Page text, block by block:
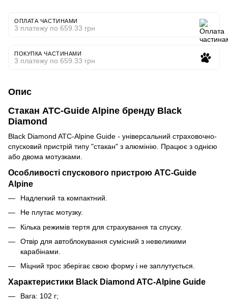
ОПЛАТА ЧАСТИНАМИ
3 платежу по 659.33 грн
ПОКУПКА ЧАСТИНАМИ
3 платежу по 659.33 грн
Опис
Стакан ATC-Guide Alpine бренду Black
Diamond
Black Diamond ATC-Alpine Guide - універсальний страховочно-
спусковий пристрій типу "стакан" з алюмінію. Працює з однією
або двома мотузками.
Особливості спускового пристрою ATC-Guide
Alpine
Надлегкий та компактний.
Не плутає мотузку.
Кілька режимів тертя для страхування та спуску.
Отвір для автоблокування сумісний з невеликими
карабінами.
Міцний трос зберігає свою форму і не заплутується.
Характеристики Black Diamond ATC-Alpine Guide
Вага: 102 г;